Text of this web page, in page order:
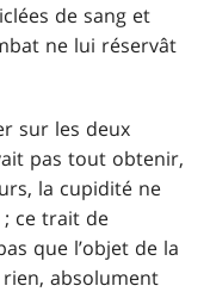
de sang et
ne lui réservât
sur les deux
pas tout obtenir,
la cupidité ne
; ce trait de
que l’objet de la
absolument